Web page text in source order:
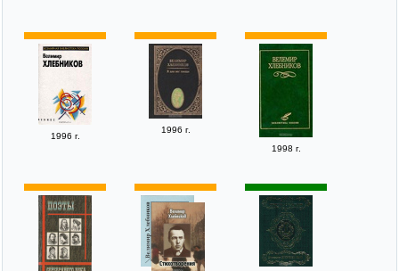
1996 г.
1996 г.
1998 г.